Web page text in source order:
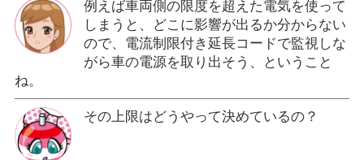
例えば車両側の限度を超えた電気を使って
しまうと、どこに影響が出るか分からない
ので、電流制限付き延長コードで監視しな
がら車の電源を取り出そう、ということ
ね。
その上限はどうやって決めているの？